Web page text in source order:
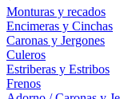
Monturas y recados
Encimeras y Cinchas
Caronas y Jergones
Culeros
Estriberas y Estribos
Frenos